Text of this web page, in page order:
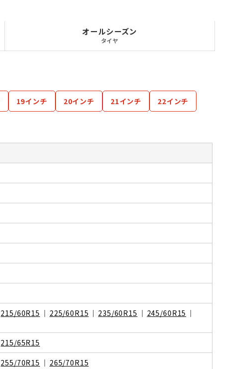
オールシーズン
タイヤ
19インチ 20インチ 21インチ 22インチ
215/60R15 225/60R15 235/60R15
245/60R15
215/65R15
255/70R15
265/70R15